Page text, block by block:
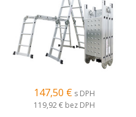
147,50 € s DPH
119,92 € bez DPH